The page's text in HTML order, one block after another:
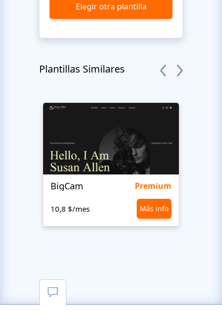
Elegir otra plantilla
Plantillas Similares
BigCam Premium
10,8 $/mes Más info